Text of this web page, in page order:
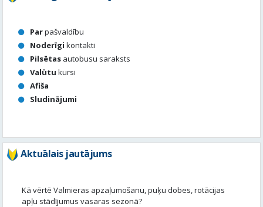
Parpašvaldību
Noderīgi kontakti
Pilsētas autobusu saraksts
Valūtu kursi
Afiša
Sludinājumi
Aktuālais jautājums
Kā vērtē Valmieras apzaļumošanu, puķu dobes, rotācijas
apļu stādījumus vasaras sezonā?